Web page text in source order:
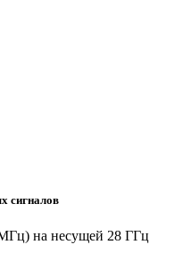
сигналов
на несущей 28 ГГц